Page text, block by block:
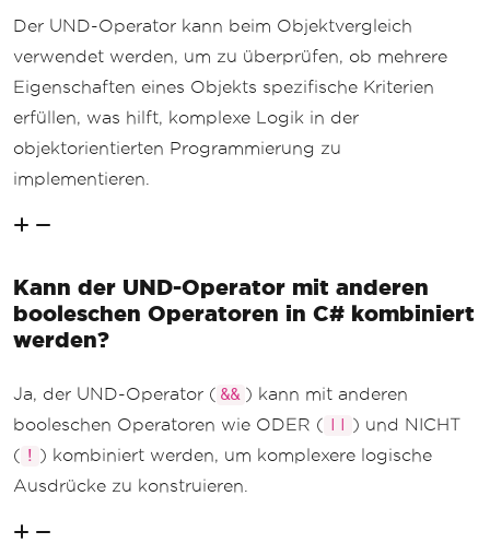
Der UND-Operator kann beim Objektvergleich
verwendet werden, um zu überprüfen, ob mehrere
Eigenschaften eines Objekts spezifische Kriterien
erfüllen, was hilft, komplexe Logik in der
objektorientierten Programmierung zu
implementieren.
Kann der UND-Operator mit anderen
booleschen Operatoren in C# kombiniert
werden?
Ja, der UND-Operator ( && ) kann mit anderen
booleschen Operatoren wie ODER (
) und NICHT
( ! ) kombiniert werden, um komplexere logische
Ausdrücke zu konstruieren.